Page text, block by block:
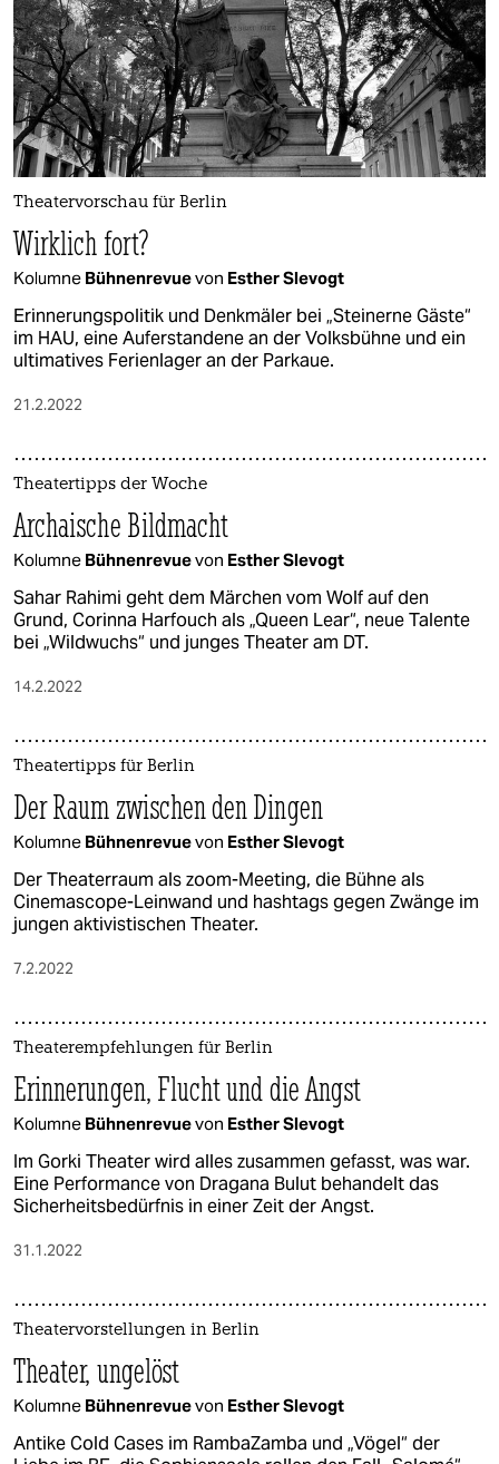
Theatervorschau für Berlin
Wirklich fort?
Kolumne Bühnenrevuevon Esther Slevogt
Erinnerungspolitik und Denkmäler bei „Steinerne Gäste“
im HAU, eine Auferstandene an der Volksbühne und ein
ultimatives Ferienlager an der Parkaue.
21.2.2022
Theatertipps der Woche
Archaische Bildmacht
Kolumne Bühnenrevuevon Esther Slevogt
Sahar Rahimi geht dem Märchen vom Wolf auf den
Grund, Corinna Harfouch als „Queen Lear“, neue Talente
bei „Wildwuchs“ und junges Theater am DT.
14.2.2022
Theatertipps für Berlin
Der Raum zwischen den Dingen
Kolumne Bühnenrevuevon Esther Slevogt
Der Theaterraum als zoom-Meeting, die Bühne als
Cinemascope-Leinwand und hashtags gegen Zwänge im
jungen aktivistischen Theater.
7.2.2022
Theaterempfehlungen für Berlin
Erinnerungen, Flucht und die Angst
Kolumne Bühnenrevuevon Esther Slevogt
Im Gorki Theater wird alles zusammen gefasst, was war.
Eine Performance von Dragana Bulut behandelt das
Sicherheitsbedürfnis in einer Zeit der Angst.
31.1.2022
Theatervorstellungen in Berlin
Theater, ungelöst
Kolumne Bühnenrevuevon Esther Slevogt
Antike Cold Cases im RambaZamba und „Vögel“ der